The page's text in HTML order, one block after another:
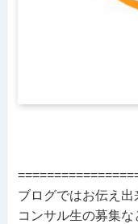
ブログではお伝え出
コンサル生の募集